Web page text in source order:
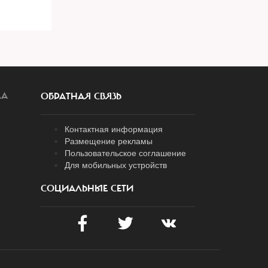
ОБРАТНАЯ СВЯЗЬ
Контактная информация
Размещение рекламы
Пользовательское соглашение
Для мобильных устройств
СОЦИАЛЬНЫЕ СЕТИ